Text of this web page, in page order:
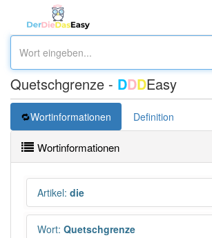
Quetschgrenze - DDDEasy
Wortinformationen Definition
Wortinformationen
Artikel: die
Wort: Quetschgrenze